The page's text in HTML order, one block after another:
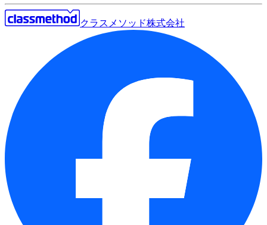
クラスメソッド株式会社